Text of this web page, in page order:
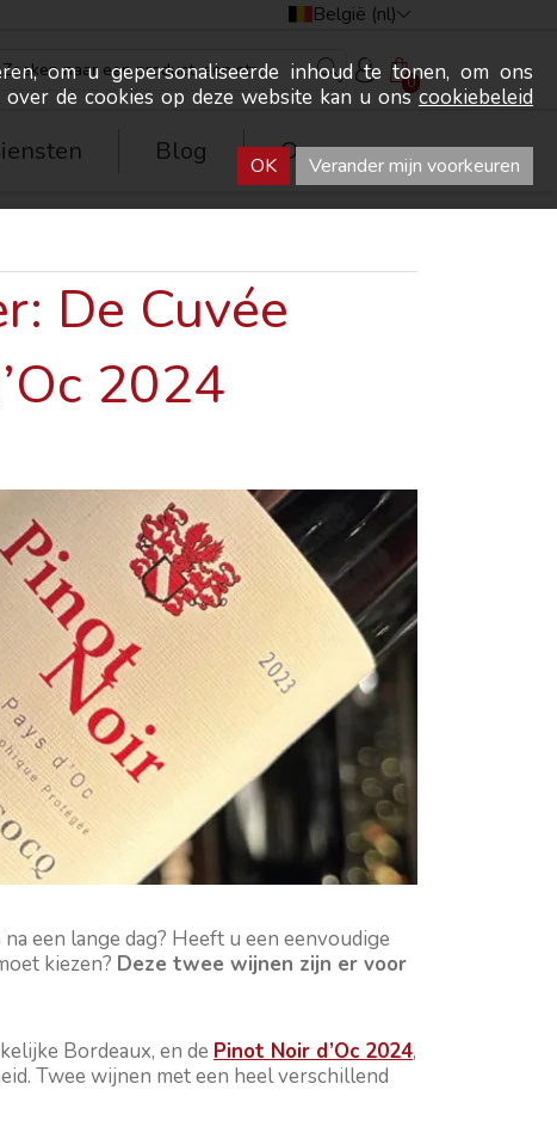
België (nl)
0
Blog Over ons
De Cuvée
2024
een lange dag? Heeft u een eenvoudige
kiezen? Deze twee wijnen zijn er voor
Bordeaux, en de Pinot Noir d’Oc 2024,
Twee wijnen met een heel verschillend
om u gepersonaliseerde inhoud te tonen, om ons
de cookies op deze website kan u onscookiebeleid
OK Verander mijn voorkeuren